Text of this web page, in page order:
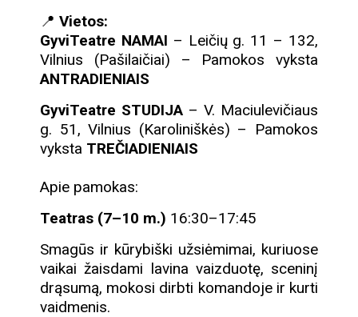
📍 Vietos:
GyviTeatre NAMAI – Leičių g. 11 – 132,
Vilnius (Pašilaičiai) – Pamokos vyksta
ANTRADIENIAIS
GyviTeatre STUDIJA – V. Maciulevičiaus
g. 51, Vilnius (Karoliniškės) – Pamokos
vyksta TREČIADIENIAIS
Apie pamokas:
Teatras (7–10 m.) 16:30–17:45
Smagūs ir kūrybiški užsiėmimai, kuriuose
vaikai žaisdami lavina vaizduotę, sceninį
drąsumą, mokosi dirbti komandoje ir kurti
vaidmenis.